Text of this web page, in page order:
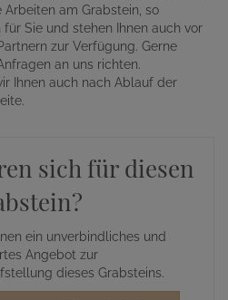
am Grabstein, so
Sie und stehen Ihnen auch vor
zur Verfügung. Gerne
an uns richten.
Ihnen auch nach Ablauf der
sich für diesen
ein unverbindliches und
Angebot zur
dieses Grabsteins.